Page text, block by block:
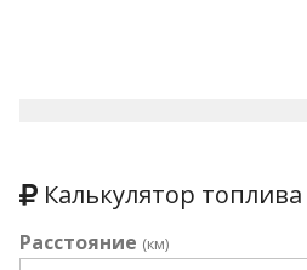
Калькулятор топлива
Расстояние (км)